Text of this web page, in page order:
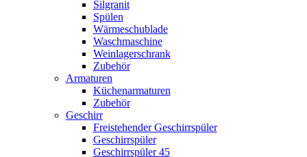
Silgranit
Spülen
Wärmeschublade
Waschmaschine
Weinlagerschrank
Zubehör
Armaturen
Küchenarmaturen
Zubehör
Geschirr
Freistehender Geschirrspüler
Geschirrspüler
Geschirrspüler 45